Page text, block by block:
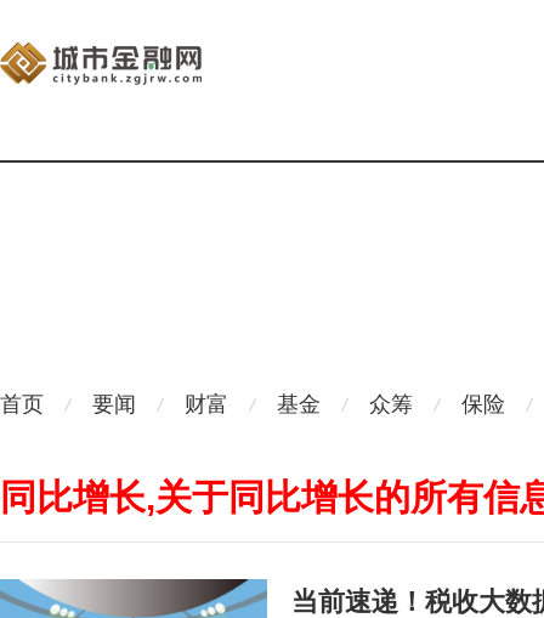
首页 要闻 财富 基金 众筹 保险
同比增长,关于同比增长的所有信
当前速递！税收大